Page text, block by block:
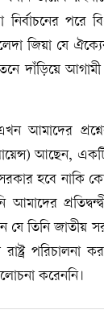
পরে
জিয়া যে
দাঁড়িয়ে আগামী
আমাদের
আছেন,
হবে নাকি
তিনি জাতীয়
পরিচালনা
করেননি।